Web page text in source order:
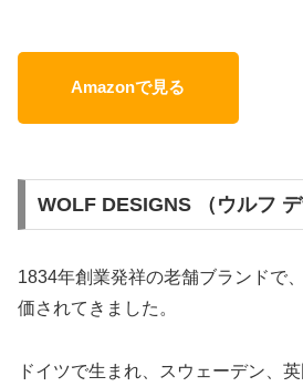
Amazonで見る
WOLF DESIGNS （ウルフ デ
1834年創業発祥の老舗ブランドで
価されてきました。
ドイツで生まれ、スウェーデン、